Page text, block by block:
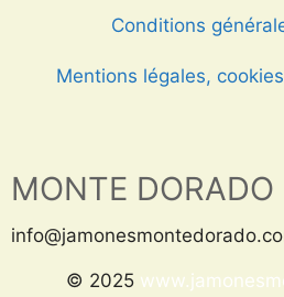
Conditions
Mentions légales,
MONTE DORADO
© 2025